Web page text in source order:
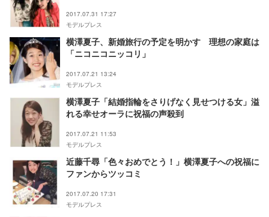
2017.07.31 17:27
モデルプレス
横澤夏子、新婚旅行の予定を明かす 理想の家庭は
「ニコニコニッコリ」
2017.07.21 13:24
モデルプレス
横澤夏子「結婚指輪をさりげなく見せつける女」溢
れる幸せオーラに祝福の声殺到
2017.07.21 11:53
モデルプレス
近藤千尋「色々おめでとう！」横澤夏子への祝福に
ファンからツッコミ
2017.07.20 17:31
モデルプレス